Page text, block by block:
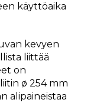
käyttöaika
kevyen
liittää
on
ø 254 mm
alipaineistaa